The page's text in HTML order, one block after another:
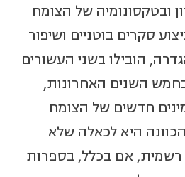
ובטקסונומיה של הצומח
סקרים בוטניים ושיפור
הובילו בשני העשורים
השנים האחרונות,
למעלה מ-60 מינים חדשים של הצומח
היא לכאלה שלא
רשמית, אם בכלל, בספרות